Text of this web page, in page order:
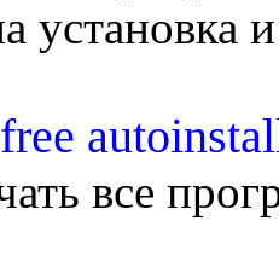
установка
все